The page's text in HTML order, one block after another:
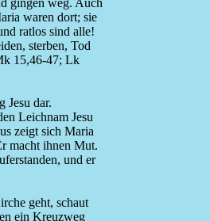
gingen weg. Auch
waren dort; sie
ratlos sind alle!
sterben, Tod
15,46-47; Lk
Jesu dar.
Leichnam Jesu
zeigt sich Maria
macht ihnen Mut.
und er
geht, schaut
ein Kreuzweg